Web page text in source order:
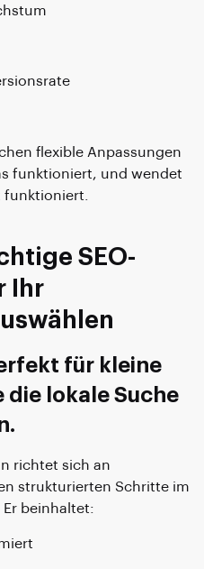
flexible Anpassungen
funktioniert, und wendet
funktioniert.
SEO-
Ihr
für kleine
die lokale Suche
richtet sich an
strukturierten Schritte im
Er beinhaltet: